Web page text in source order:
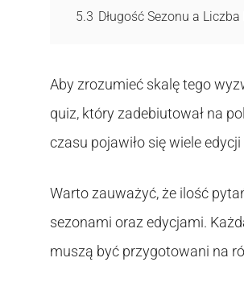
5.3 Długość Sezonu a
Aby zrozumieć skalę tego
quiz, który zadebiutował na
czasu pojawiło się wiele
Warto zauważyć, że ilość
sezonami oraz edycjami.
muszą być przygotowani na